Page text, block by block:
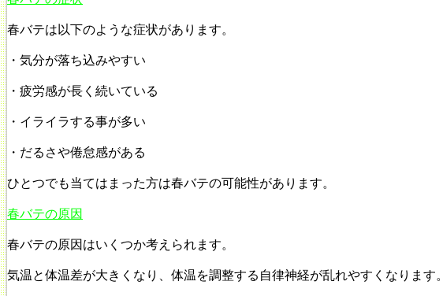
春バテは以下のような症状があります。
・気分が落ち込みやすい
・疲労感が長く続いている
・イライラする事が多い
・だるさや倦怠感がある
ひとつでも当てはまった方は春バテの可能性があります。
春バテの原因
春バテの原因はいくつか考えられます。
気温と体温差が大きくなり、体温を調整する自律神経が乱れやすくなります。